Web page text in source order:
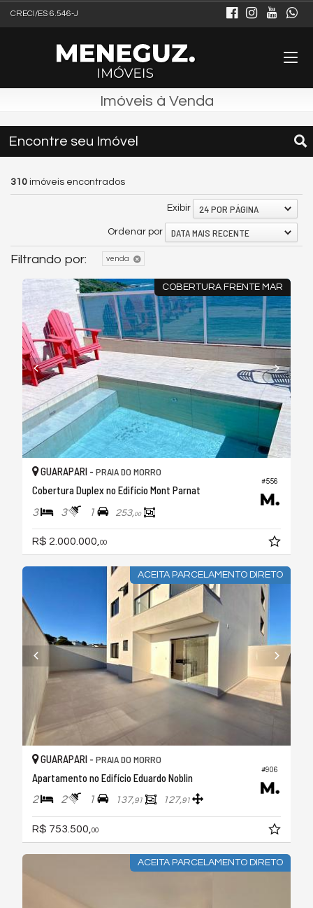
CRECI/ES 6.546-J
Imóveis à Venda
Encontre seu Imóvel
310 imóveis encontrados
Exibir 24 POR PÁGINA
Ordenar por DATA MAIS RECENTE
Filtrando por: venda
COBERTURA FRENTE MAR
#556
GUARAPARI - PRAIA DO MORRO
Cobertura Duplex no Edifício Mont Parnat
3 3 1 253,00
R$ 2.000.000, 00
ACEITA PARCELAMENTO DIRETO
#906
GUARAPARI - PRAIA DO MORRO
Apartamento no Edifício Eduardo Noblin
2 2 1 137,91 127,91
R$ 753.500,00
ACEITA PARCELAMENTO DIRETO